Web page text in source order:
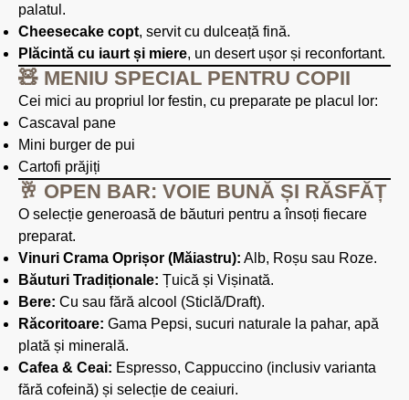
palatul.
Cheesecake copt, servit cu dulceață fină.
Plăcintă cu iaurt și miere, un desert ușor și reconfortant.
🧸 MENIU SPECIAL PENTRU COPII
Cei mici au propriul lor festin, cu preparate pe placul lor:
Cascaval pane
Mini burger de pui
Cartofi prăjiți
🥂 OPEN BAR: VOIE BUNĂ ȘI RĂSFĂȚ
O selecție generoasă de băuturi pentru a însoți fiecare
preparat.
Vinuri Crama Oprișor (Măiastru): Alb, Roșu sau Roze.
Băuturi Tradiționale: Țuică și Vișinată.
Bere: Cu sau fără alcool (Sticlă/Draft).
Răcoritoare: Gama Pepsi, sucuri naturale la pahar, apă
plată și minerală.
Cafea & Ceai: Espresso, Cappuccino (inclusiv varianta
fără cofeină) și selecție de ceaiuri.